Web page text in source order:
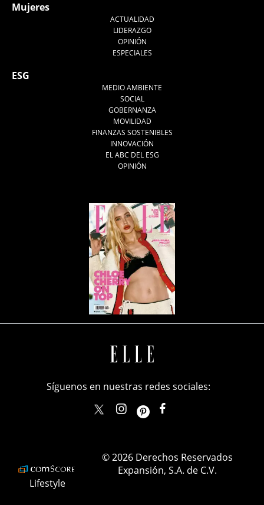
Mujeres
ACTUALIDAD
LIDERAZGO
OPINIÓN
ESPECIALES
ESG
MEDIO AMBIENTE
SOCIAL
GOBERNANZA
MOVILIDAD
FINANZAS SOSTENIBLES
INNOVACIÓN
EL ABC DEL ESG
OPINIÓN
Síguenos en nuestras redes sociales:
elle_mexicoellemexico
Lifestyle
© 2026 Derechos Reservados
Expansión, S.A. de C.V.